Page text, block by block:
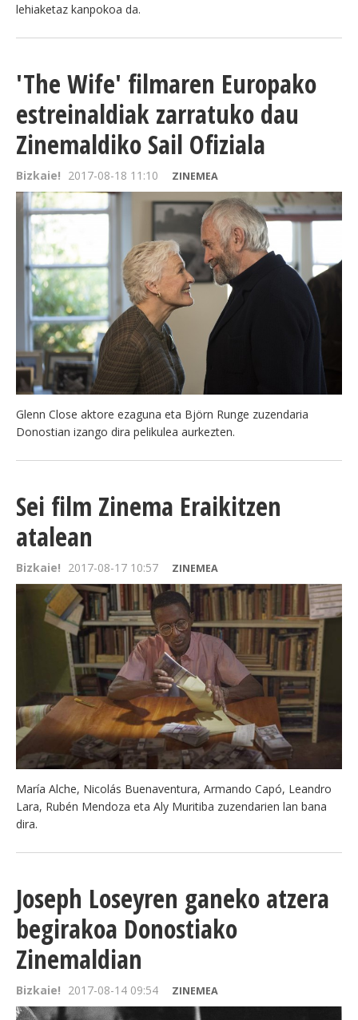
lehiaketaz kanpokoa da.
'The Wife' filmaren Europako
estreinaldiak zarratuko dau
Zinemaldiko Sail Ofiziala
Bizkaie! 2017-08-18 11:10 ZINEMEA
Glenn Close aktore ezaguna eta Björn Runge zuzendaria
Donostian izango dira pelikulea aurkezten.
Sei film Zinema Eraikitzen
atalean
Bizkaie! 2017-08-17 10:57 ZINEMEA
María Alche, Nicolás Buenaventura, Armando Capó, Leandro
Lara, Rubén Mendoza eta Aly Muritiba zuzendarien lan bana
dira.
Joseph Loseyren ganeko atzera
begirakoa Donostiako
Zinemaldian
Bizkaie! 2017-08-14 09:54 ZINEMEA